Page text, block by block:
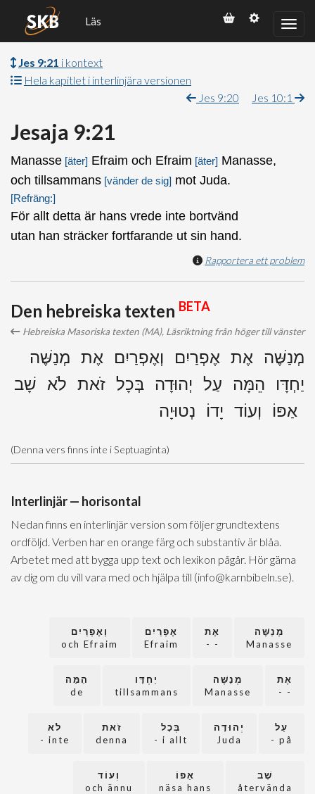
Läs
Jes 9:21 i kontext
Hela kapitlet i interlinjära versionen
Jes 9:20
Jes 10:1
Jesaja 9:21
Manasse [äter] Efraim och Efraim [äter] Manasse,
och tillsammans [vänder de sig] mot Juda.
[Refräng:]
För allt detta är hans vrede inte bortvänd
utan han sträcker fortfarande ut sin hand.
Rapportera ett problem
Den hebreiska texten BETA
Hebreiska Masoriska texten (MA), Läsriktning från höger till vänster
מְנַשֶּׁה אֶת אֶפְרַיִם וְאֶפְרַיִם אֶת מְנַשֶּׁה
יַחְדָּו הֵמָּה עַל יְהוּדָה בְּכָל זֹאת לֹא שָׁב
אַפּוֹ וְעוֹד יָדוֹ נְטוּיָה
(Denna vers finns inte i Septuaginta)
Interlinjär — horisontal
Nedan finns en interlinjär version som följer grundtextens
ordföljd. Verben har en orange färg och substantiv är blåa.
Arbetet med att bygga upp text och lexikon pågår. Hör gärna
av dig om du vill vara med och hjälpa till (info@karnbibeln.se).
מְנַשֶּׁה
Manasse
אֶת
- -
אֶפְרַיִם
Efraim
וְאֶפְרַיִם
och Efraim
אֶת
- -
מְנַשֶּׁה
Manasse
יַחְדָּו
tillsammans
הֵמָּה
de
עַל
på -
יְהוּדָה
Juda
בְּכָל
i allt -
זֹאת
denna
לֹא
inte -
שָׁב
återvända
אַפּוֹ
näsa hans
וְעוֹד
och ännu